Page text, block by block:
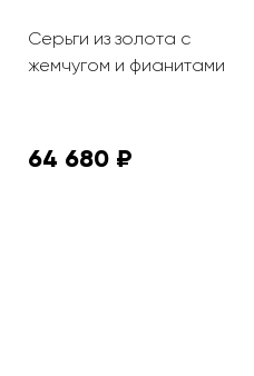
Серьги из золота с
жемчугом и фианитами
64 680 ₽